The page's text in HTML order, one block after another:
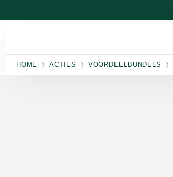
HOME ACTIES VOORDEELBUNDELS